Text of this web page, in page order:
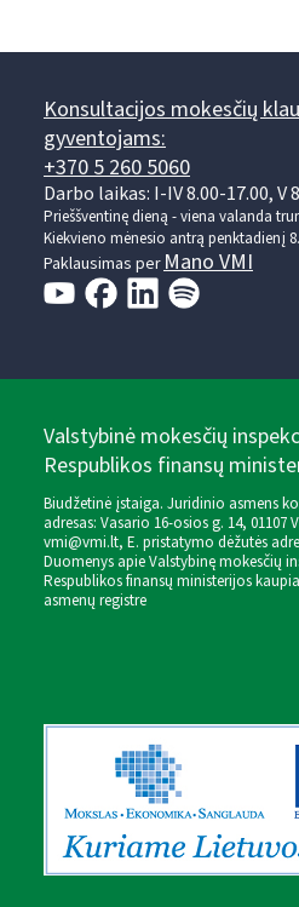
Konsultacijos mokesčių
gyventojams:
+370 5 260 5060
Darbo laikas: I-IV 8.00-17.00, V
Prieššventinę dieną - viena valanda
Kiekvieno mėnesio antrą penktadienį
Paklausimas perMano VMI
Valstybinė mokesčių
Respublikos finansų
Biudžetinė įstaiga. Juridinio asmens
adresas: Vasario 16-osios g. 14, 01107
vmi@vmi.lt, E. pristatymo dėžutės
Duomenys apie Valstybinę mokesčių
Respublikos finansų ministerijos
asmenų registre